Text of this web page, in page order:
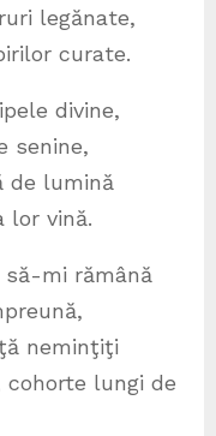
legănate,
curate.
divine,
senine,
de lumină
lor vină.
să-mi rămână
neminţiţi
cohorte lungi de